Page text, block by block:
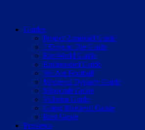
Guides
Project Zomboid Guide
7 Days to Die Guide
RimWorld Guide
Enshrouded Guide
We Are Football
Medieval Dynasty Guide
Minecraft Guide
Valheim Guide
Going Medieval Guide
Rust Guide
Previews